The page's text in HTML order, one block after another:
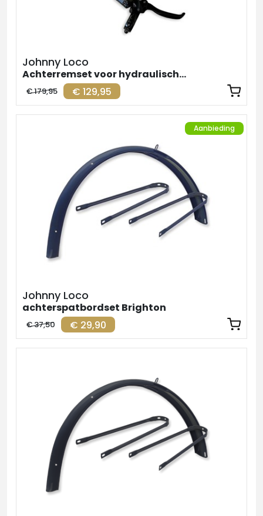
Johnny Loco
Achterremset voor hydraulische remmen
€ 129,95
€ 179,95
Aanbieding
Johnny Loco
achterspatbordset Brighton
€ 29,90
€ 37,50